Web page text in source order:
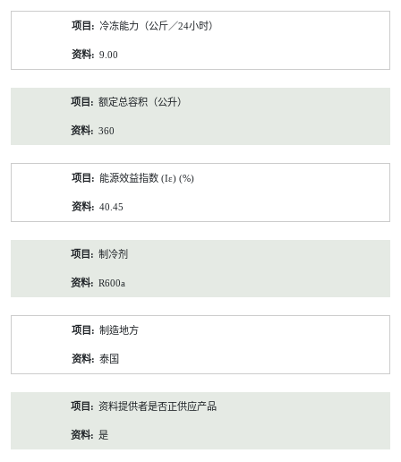
冷冻能力（公斤／24小时）
9.00
额定总容积（公升）
360
能源效益指数 (Iε) (%)
40.45
制冷剂
R600a
制造地方
泰国
资料提供者是否正供应产品
是